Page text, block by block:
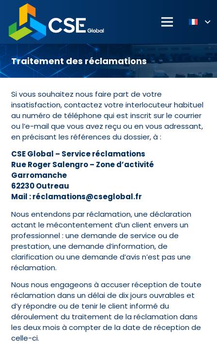
Traitement des réclamations
Si vous souhaitez nous faire part de votre
insatisfaction, contactez votre interlocuteur habituel
au numéro de téléphone qui est inscrit sur le courrier
ou l’e-mail que vous avez reçu ou en vous adressant,
en précisant les références du dossier, à :
CSE Global – Service réclamations
Rue Roger Salengro – Zone d’activité
Garromanche
62230 Outreau
Mail : réclamations@cseglobal.fr
Nous entendons par réclamation, une déclaration
actant le mécontentement d’un client envers un
professionnel : une demande de service ou de
prestation, une demande d’information, de
clarification ou une demande d’avis n’est pas une
réclamation.
Nous nous engageons à accuser réception de toute
réclamation dans un délai de dix jours ouvrables et
d’y répondre ou de tenir le client informé du
déroulement du traitement de la réclamation dans
les deux mois à compter de la date de réception de
celle-ci.